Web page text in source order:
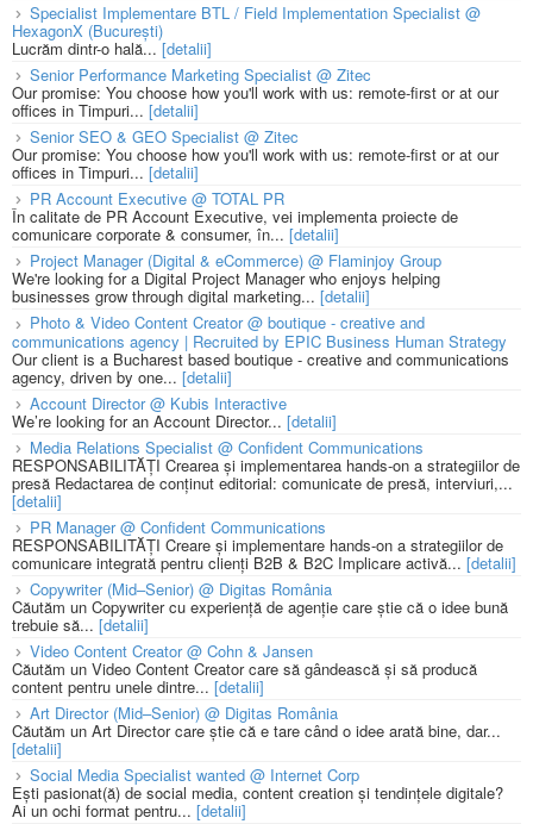
Specialist Implementare BTL / Field Implementation Specialist @
HexagonX (București)
Lucrăm dintr-o hală...[detalii]
Senior Performance Marketing Specialist @ Zitec
Our promise: You choose how you'll work with us: remote-first or at our
offices in Timpuri... [detalii]
Senior SEO & GEO Specialist @ Zitec
Our promise: You choose how you'll work with us: remote-first or at our
offices in Timpuri... [detalii]
PR Account Executive @ TOTAL PR
În calitate de PR Account Executive, vei implementa proiecte de
comunicare corporate & consumer, în... [detalii]
Project Manager (Digital & eCommerce) @ Flaminjoy Group
We're looking for a Digital Project Manager who enjoys helping
businesses grow through digital marketing... [detalii]
Photo & Video Content Creator @ boutique - creative and
communications agency | Recruited by EPIC Business Human Strategy
Our client is a Bucharest based boutique - creative and communications
agency, driven by one... [detalii]
Account Director @ Kubis Interactive
We’re looking for an Account Director... [detalii]
Media Relations Specialist @ Confident Communications
RESPONSABILITĂȚI Crearea și implementarea hands-on a strategiilor de
presă Redactarea de conținut editorial: comunicate de presă, interviuri,...
[detalii]
PR Manager @ Confident Communications
RESPONSABILITĂȚI Creare și implementare hands-on a strategiilor de
comunicare integrată pentru clienți B2B & B2C Implicare activă... [detalii]
Copywriter (Mid–Senior) @ Digitas România
Căutăm un Copywriter cu experiență de agenție care știe că o idee bună
trebuie să... [detalii]
Video Content Creator @ Cohn & Jansen
Căutăm un Video Content Creator care să gândească și să producă
content pentru unele dintre... [detalii]
Art Director (Mid–Senior) @ Digitas România
Căutăm un Art Director care știe că e tare când o idee arată bine, dar...
[detalii]
Social Media Specialist wanted @ Internet Corp
Ești pasionat(ă) de social media, content creation și tendințele digitale?
Ai un ochi format pentru... [detalii]